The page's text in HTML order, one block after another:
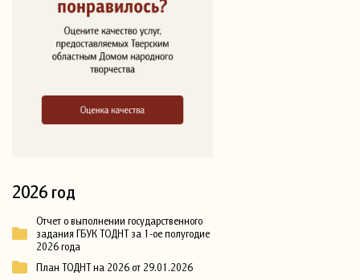
2026 год
Отчет о выполнении государственного
задания ГБУК ТОДНТ за 1-ое полугодие
2026 года
План ТОДНТ на 2026 от 29.01.2026